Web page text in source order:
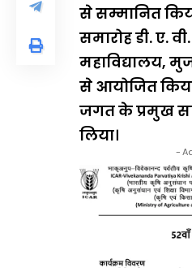
से सम्मानित
समारोह डी. ए.
महाविद्यालय,
से आयोजित
जगत के प्रमुख
लिया।
-